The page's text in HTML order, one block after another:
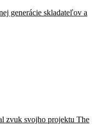
generácie skladateľov a
zvuk svojho projektu The